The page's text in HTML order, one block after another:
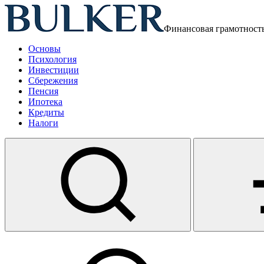
Финансовая
Основы
Психология
Инвестиции
Сбережения
Пенсия
Ипотека
Кредиты
Налоги